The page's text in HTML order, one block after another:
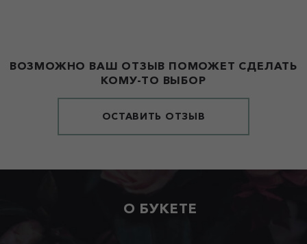
ВОЗМОЖНО ВАШ ОТЗЫВ ПОМОЖЕТ СДЕЛАТЬ
КОМУ-ТО ВЫБОР
ОСТАВИТЬ ОТЗЫВ
О БУКЕТЕ